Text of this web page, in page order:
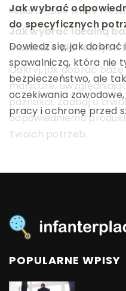
Redaktor Blue Whale Press
Jak skuteczna
związek? Praktyczne
Odkryj, jak
przyczynić się do
związku. Dowiedz się o
poradach, które
przepracować
Jak wybrać
do specyficznych
Dowiedz się, jak
spawalniczą, która nie
bezpieczeństwo, ale
oczekiwania
pracy i ochronę przed
Redaktor Blue Whale Press
Jak wybrać idealną
manicure dla różnych
Odkryj, jak dobrać
manicure,
paznokci. Zadbaj o
odpowiedniemu
Twoich potrzeb.
POPULARNE WPISY